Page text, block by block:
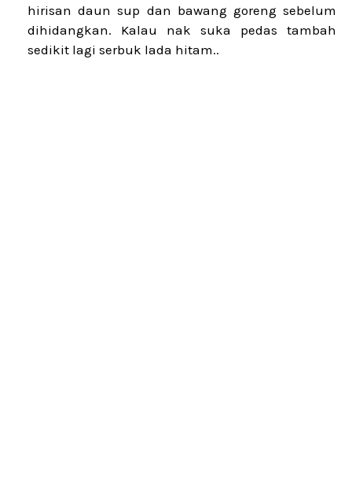
hirisan daun sup dan bawang goreng sebelum
dihidangkan. Kalau nak suka pedas tambah
sedikit lagi serbuk lada hitam..